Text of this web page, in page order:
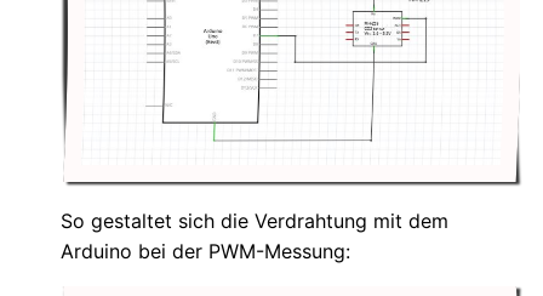
So gestaltet sich die Verdrahtung mit dem
Arduino bei der PWM-Messung: